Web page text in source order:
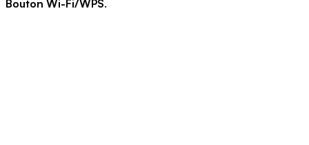
Bouton Wi-Fi/WPS.